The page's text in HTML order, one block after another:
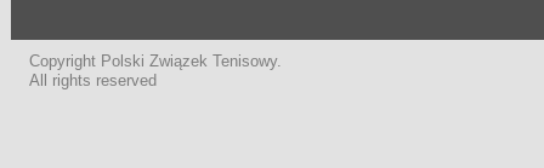
Copyright Polski Związek Tenisowy.
All rights reserved